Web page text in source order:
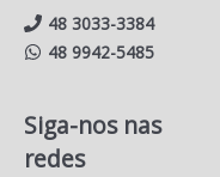
48 3033-3384
48 9942-5485
Siga-nos nas
redes